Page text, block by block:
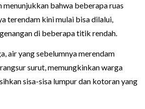
menunjukkan bahwa beberapa ruas
terendam kini mulai bisa dilalui,
di beberapa titik rendah.
air yang sebelumnya merendam
surut, memungkinkan warga
sisa-sisa lumpur dan kotoran yang